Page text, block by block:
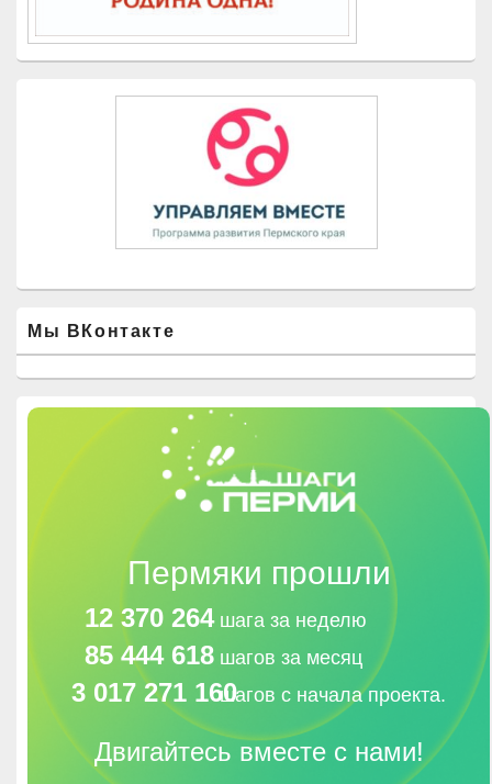
Мы ВКонтакте
Пермяки прошли
12 370 264шага за неделю
85 444 618 шагов за месяц
3 017 271 160шагов с начала проекта.
Двигайтесь вместе с нами!